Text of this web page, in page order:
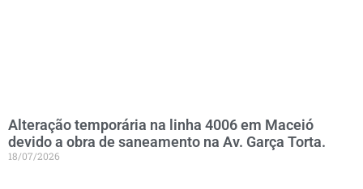
Alteração temporária na linha 4006 em Maceió
devido a obra de saneamento na Av. Garça Torta.
18/07/2026